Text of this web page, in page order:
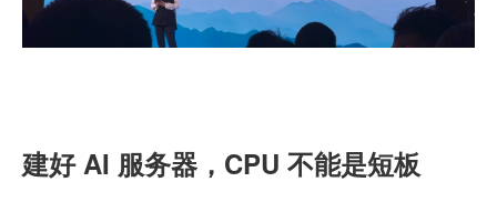
建好 AI 服务器，CPU 不能是短板